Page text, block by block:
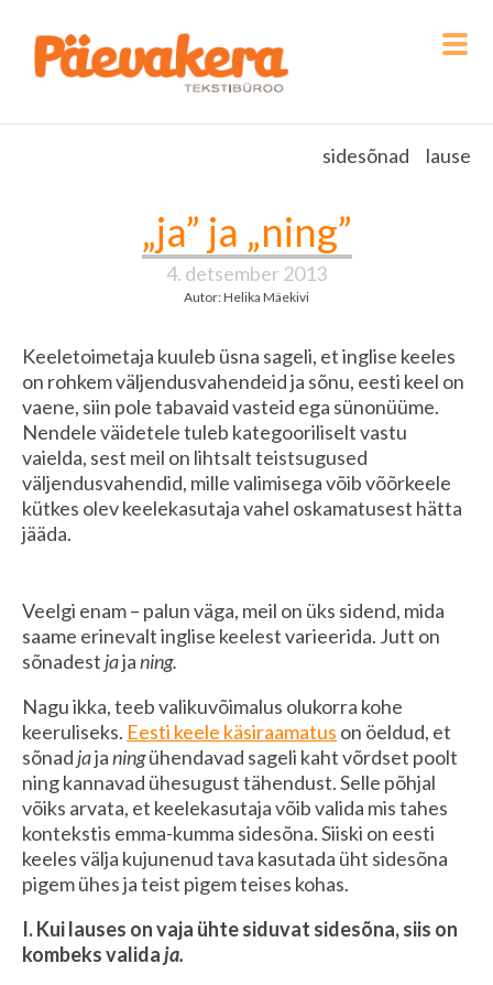
sidesõnad lause
„ja” ja „ning”
4. detsember 2013
Autor: Helika Mäekivi
Keeletoimetaja kuuleb üsna sageli, et inglise keeles
on rohkem väljendusvahendeid ja sõnu, eesti keel on
vaene, siin pole tabavaid vasteid ega sünonüüme.
Nendele väidetele tuleb kategooriliselt vastu
vaielda, sest meil on lihtsalt teistsugused
väljendusvahendid, mille valimisega võib võõrkeele
kütkes olev keelekasutaja vahel oskamatusest hätta
jääda.
Veelgi enam – palun väga, meil on üks sidend, mida
saame erinevalt inglise keelest varieerida. Jutt on
sõnadest jajaning.
Nagu ikka, teeb valikuvõimalus olukorra kohe
keeruliseks. Eesti keele käsiraamatus on öeldud, et
sõnad jajaningühendavad sageli kaht võrdset poolt
ning kannavad ühesugust tähendust. Selle põhjal
võiks arvata, et keelekasutaja võib valida mis tahes
kontekstis emma-kumma sidesõna. Siiski on eesti
keeles välja kujunenud tava kasutada üht sidesõna
pigem ühes ja teist pigem teises kohas.
I. Kui lauses on vaja ühte siduvat sidesõna, siis on
kombeks validaja.